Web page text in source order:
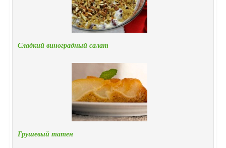
Сладкий виноградный салат
Грушевый татен